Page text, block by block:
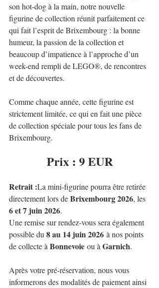
son hot-dog à la main, notre nouvelle
figurine de collection réunit parfaitement ce
qui fait l’esprit de Brixembourg : la bonne
humeur, la passion de la collection et
beaucoup d’impatience à l’approche d’un
week-end rempli de LEGO®, de rencontres
et de découvertes.
Comme chaque année, cette figurine est
strictement limitée, ce qui en fait une pièce
de collection spéciale pour tous les fans de
Brixembourg.
Prix : 9 EUR
Retrait :La mini-figurine pourra être retirée
directement lors de Brixembourg 2026, les
6 et 7 juin 2026.
Une remise sur rendez-vous sera également
possible du 8 au 14 juin 2026 à nos points
de collecte à Bonnevoie ou à Garnich.
Après votre pré-réservation, nous vous
informerons des modalités de paiement ainsi